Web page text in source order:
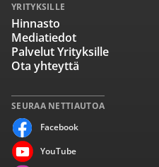
SEURAA NETTIAUTOA
Facebook
YouTube
YRITYKSILLE
Hinnasto
Mediatiedot
Palvelut Yrityksille
Ota yhteyttä